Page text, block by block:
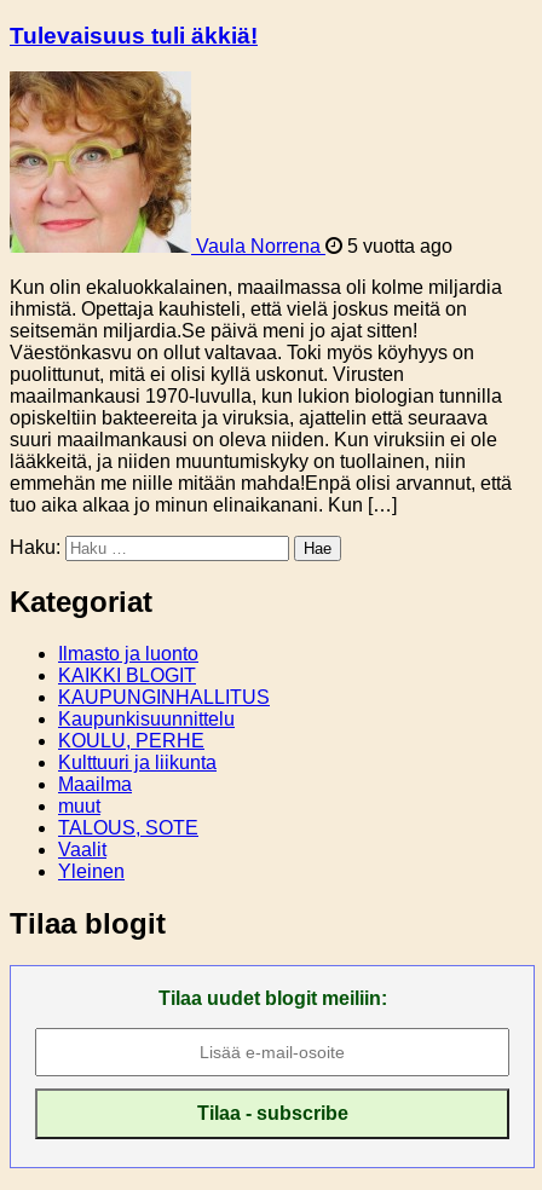
Tulevaisuus tuli äkkiä!
Vaula Norrena
5 vuotta ago
Kun olin ekaluokkalainen, maailmassa oli kolme miljardia
ihmistä. Opettaja kauhisteli, että vielä joskus meitä on
seitsemän miljardia.Se päivä meni jo ajat sitten!
Väestönkasvu on ollut valtavaa. Toki myös köyhyys on
puolittunut, mitä ei olisi kyllä uskonut. Virusten
maailmankausi 1970-luvulla, kun lukion biologian tunnilla
opiskeltiin bakteereita ja viruksia, ajattelin että seuraava
suuri maailmankausi on oleva niiden. Kun viruksiin ei ole
lääkkeitä, ja niiden muuntumiskyky on tuollainen, niin
emmehän me niille mitään mahda!Enpä olisi arvannut, että
tuo aika alkaa jo minun elinaikanani. Kun […]
Haku:
Kategoriat
Ilmasto ja luonto
KAIKKI BLOGIT
KAUPUNGINHALLITUS
Kaupunkisuunnittelu
KOULU, PERHE
Kulttuuri ja liikunta
Maailma
muut
TALOUS, SOTE
Vaalit
Yleinen
Tilaa blogit
Tilaa uudet blogit meiliin: